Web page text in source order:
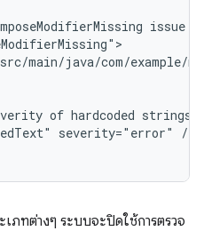
issue
main/java/com/example/
of hardcoded strings
severity="error"
/>
ภทต่างๆ ระบบจะปิดใช้การตรวจ